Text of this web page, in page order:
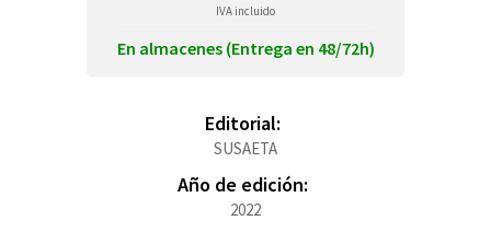
IVA incluido
En almacenes (Entrega en 48/72h)
Editorial:
SUSAETA
Año de edición:
2022